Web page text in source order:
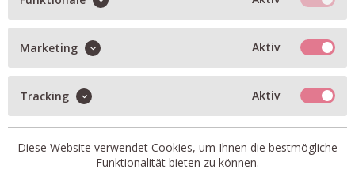
Milo mit Stretchanteil
Gerade Passform mit mittlerer Leibhöhe
Verkürzte Beinlänge
Passform:
fällt normal aus
Regenerative colored cashmere touch stretch
Marketing Aktiv
Tracking Aktiv
Diese Website verwendet Cookies, um Ihnen die bestmögliche
Funktionalität bieten zu können.